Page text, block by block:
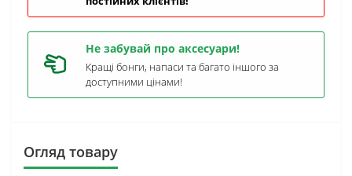
Не забувай про аксесуари!
Кращі бонги, напаси та багато іншого за
доступними цінами!
Огляд товару